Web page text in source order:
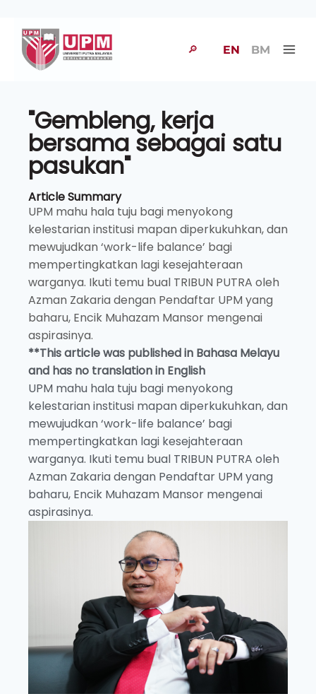
🔎 EN BM
"Gembleng, kerja
bersama sebagai satu
pasukan"
Article Summary
UPM mahu hala tuju bagi menyokong
kelestarian institusi mapan diperkukuhkan, dan
mewujudkan ‘work-life balance’ bagi
mempertingkatkan lagi kesejahteraan
warganya. Ikuti temu bual TRIBUN PUTRA oleh
Azman Zakaria dengan Pendaftar UPM yang
baharu, Encik Muhazam Mansor mengenai
aspirasinya.
**This article was published in Bahasa Melayu
and has no translation in English
UPM mahu hala tuju bagi menyokong
kelestarian institusi mapan diperkukuhkan, dan
mewujudkan ‘work-life balance’ bagi
mempertingkatkan lagi kesejahteraan
warganya. Ikuti temu bual TRIBUN PUTRA oleh
Azman Zakaria dengan Pendaftar UPM yang
baharu, Encik Muhazam Mansor mengenai
aspirasinya.